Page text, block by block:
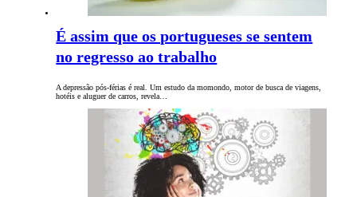
É assim que os portugueses se sentem
no regresso ao trabalho
A depressão pós-férias é real. Um estudo da momondo, motor de busca de viagens,
hotéis e aluguer de carros, revela…